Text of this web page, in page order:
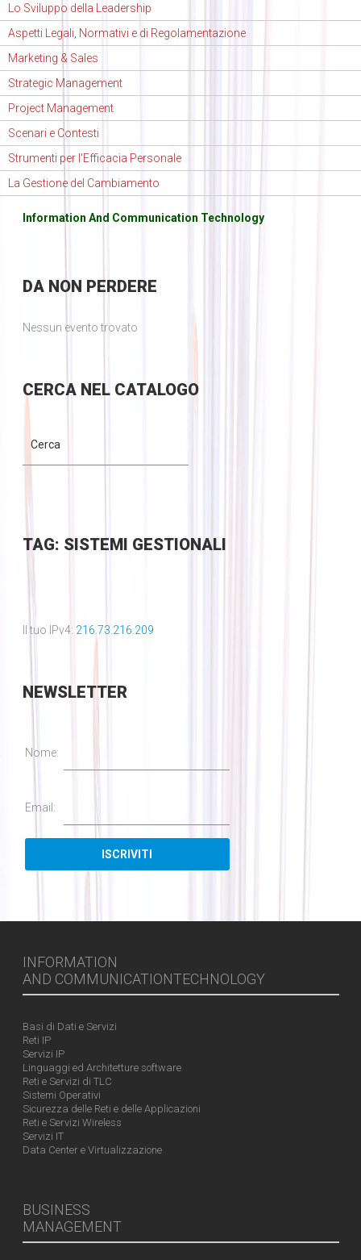
Lo Sviluppo della Leadership
Aspetti Legali, Normativi e di Regolamentazione
Marketing & Sales
Strategic Management
Project Management
Scenari e Contesti
Strumenti per l'Efficacia Personale
La Gestione del Cambiamento
Information And Communication Technology
DANON PERDERE
Nessun evento trovato
CERCANEL CATALOGO
TAG: SISTEMI GESTIONALI
Il tuo IPv4: 216.73.216.209
NEWSLETTER
Nome:
Email:
INFORMATION
AND COMMUNICATIONTECHNOLOGY
Basi di Dati e Servizi
Reti IP
Servizi IP
Linguaggi ed Architetture software
Reti e Servizi di TLC
Sistemi Operativi
Sicurezza delle Reti e delle Applicazioni
Reti e Servizi Wireless
Servizi IT
Data Center e Virtualizzazione
BUSINESS
MANAGEMENT